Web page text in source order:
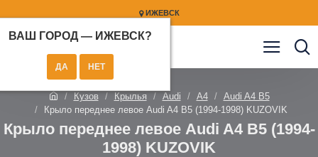
ИЖЕВСК
ВАШ ГОРОД — ИЖЕВСК?
Кузов Крылья Audi A4
Audi A4 B5
Крыло переднее левое Audi A4 B5 (1994-1998) KUZOVIK
Крыло переднее левое Audi A4 B5 (1994-
1998) KUZOVIK